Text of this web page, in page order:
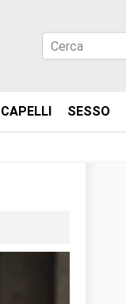
CAPELLI SESSO